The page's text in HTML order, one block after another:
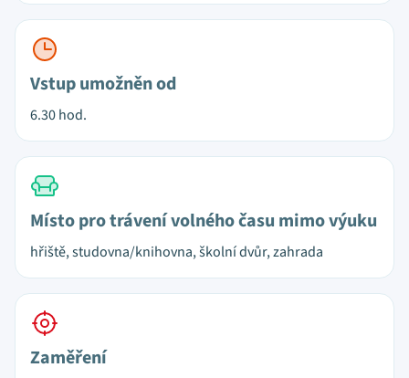
Vstup umožněn od
6.30 hod.
Místo pro trávení volného času mimo výuku
hřiště, studovna/knihovna, školní dvůr, zahrada
Zaměření